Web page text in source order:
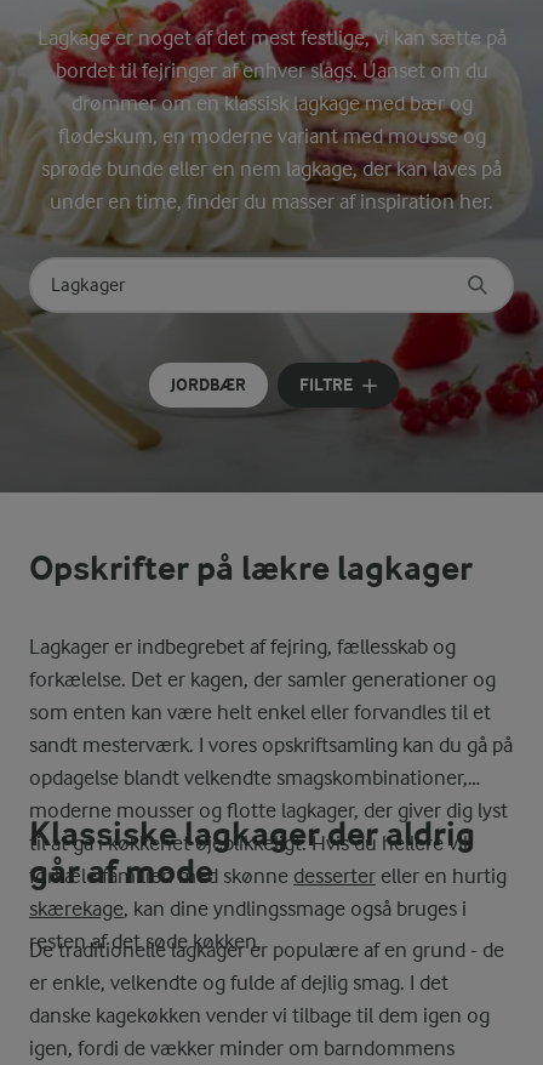
Lagkage er noget af det mest festlige, vi kan sætte på
bordet til fejringer af enhver slags. Uanset om du
drømmer om en klassisk lagkage med bær og
flødeskum, en moderne variant med mousse og
sprøde bunde eller en nem lagkage, der kan laves på
under en time, finder du masser af inspiration her.
Søg på kategori
Indtast søgeord for at søge
JORDBÆR FILTRE
Opskrifter på lækre lagkager
Lagkager er indbegrebet af fejring, fællesskab og
forkælelse. Det er kagen, der samler generationer og
som enten kan være helt enkel eller forvandles til et
sandt mesterværk. I vores opskriftsamling kan du gå på
opdagelse blandt velkendte smagskombinationer,
moderne mousser og flotte lagkager, der giver dig lyst
til at gå i køkkenet øjeblikkeligt. Hvis du hellere vil
forkæle familien med skønne desserter eller en hurtig
skærekage, kan dine yndlingssmage også bruges i
resten af det søde køkken.
Klassiske lagkager der aldrig
går af mode
De traditionelle lagkager er populære af en grund - de
er enkle, velkendte og fulde af dejlig smag. I det
danske kagekøkken vender vi tilbage til dem igen og
igen, fordi de vækker minder om barndommens